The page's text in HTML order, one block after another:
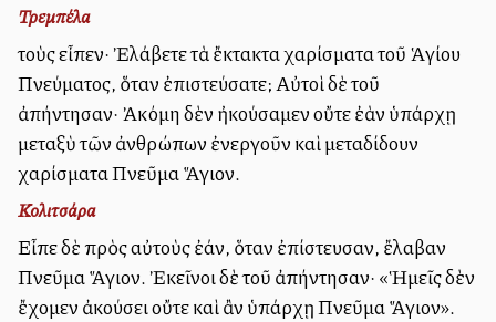
Τρεμπέλα
τοὺς εἶπεν· Ἐλάβετε τὰ ἔκτακτα χαρίσματα τοῦ Ἁγίου
Πνεύματος, ὅταν ἐπιστεύσατε; Αὐτοὶ δὲ τοῦ
ἀπήντησαν· Ἀκόμη δὲν ἠκούσαμεν οὔτε ἐὰν ὑπάρχῃ
μεταξὺ τῶν ἀνθρώπων ἐνεργοῦν καὶ μεταδίδουν
χαρίσματα Πνεῦμα Ἅγιον.
Κολιτσάρα
Εἶπε δὲ πρὸς αὐτοὺς ἐάν, ὅταν ἐπίστευσαν, ἔλαβαν
Πνεῦμα Ἅγιον. Ἐκεῖνοι δὲ τοῦ ἀπήντησαν· «Ἡμεῖς δὲν
ἔχομεν ἀκούσει οὔτε καὶ ἂν ὑπάρχῃ Πνεῦμα Ἅγιον».